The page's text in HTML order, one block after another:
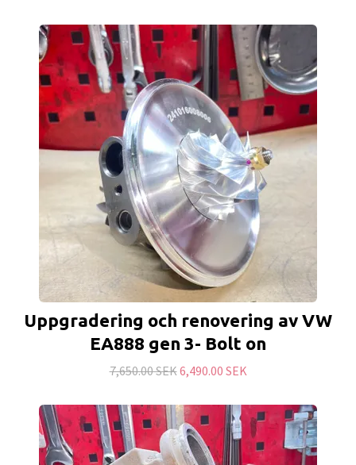
Uppgradering och renovering av VW
EA888 gen 3- Bolt on
7,650.00 SEK6,490.00 SEK